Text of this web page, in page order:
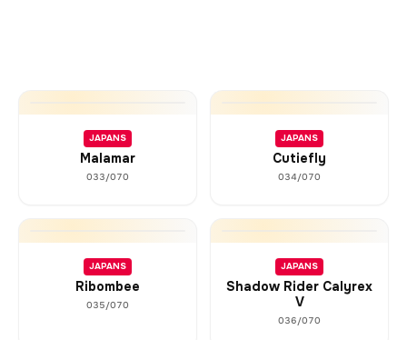
JAPANS
Malamar
033/070
JAPANS
Cutiefly
034/070
JAPANS
Ribombee
035/070
JAPANS
Shadow Rider Calyrex
V
036/070